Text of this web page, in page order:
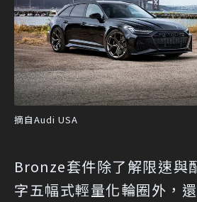
摘自Audi USA
Bronze套件除了解限速與
字五幅式輕量化輪圈外，